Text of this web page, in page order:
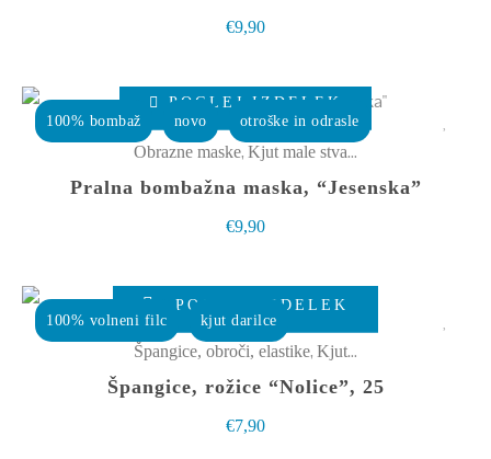
izberete
na
izdelka
€9,90
100% bombaž novo otroške in odrasle
POGLEJ IZDELEK
Ta
več
na
izdelka
Obrazne maske, Kjut male stvarce
Pralna bombažna maska, “Jesenska”
€9,90
100% volneni filc kjut darilce
POGLEJ IZDELEK
Špangice, obroči, elastike, Kjut male stvarce
Špangice, rožice “Nolice”, 25
€7,90